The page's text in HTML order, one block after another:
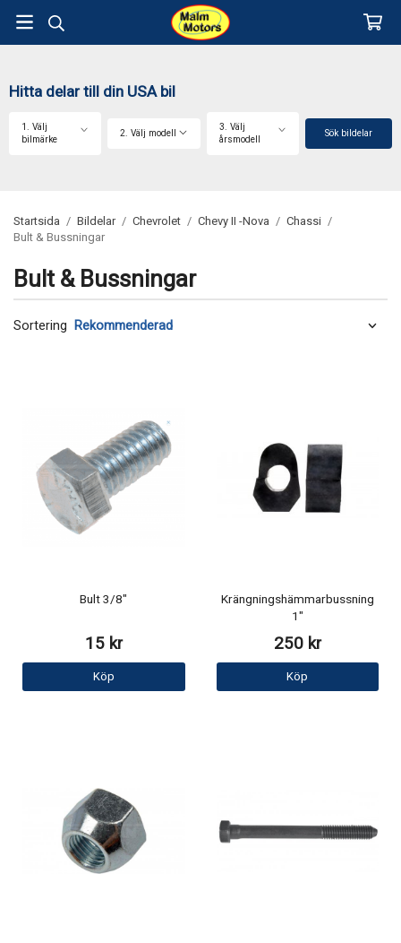
Hitta delar till din USA bil
1. Välj
bilmärke
2. Välj modell
3. Välj
årsmodell
Sök bildelar
Startsida / Bildelar / Chevrolet / Chevy II -Nova / Chassi /
Bult & Bussningar
Bult & Bussningar
Sortering
Bult 3/8"
15 kr
Köp
Krängningshämmarbussning
1"
250 kr
Köp